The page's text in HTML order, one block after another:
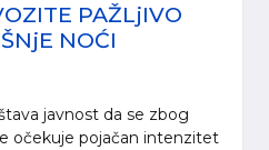
PAŽLjIVO
NOĆI
javnost da se zbog
očekuje pojačan intenzitet